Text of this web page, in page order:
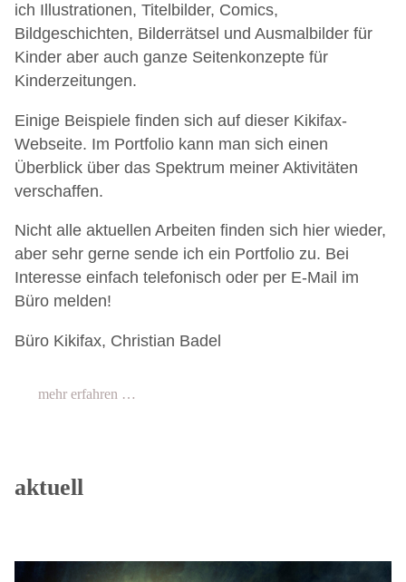
ich Illustrationen, Titelbilder, Comics,
Bildgeschichten, Bilderrätsel und Ausmalbilder für
Kinder aber auch ganze Seitenkonzepte für
Kinderzeitungen.
Einige Beispiele finden sich auf dieser Kikifax-
Webseite. Im Portfolio kann man sich einen
Überblick über das Spektrum meiner Aktivitäten
verschaffen.
Nicht alle aktuellen Arbeiten finden sich hier wieder,
aber sehr gerne sende ich ein Portfolio zu. Bei
Interesse einfach telefonisch oder per E-Mail im
Büro melden!
Büro Kikifax, Christian Badel
mehr erfahren …
aktuell